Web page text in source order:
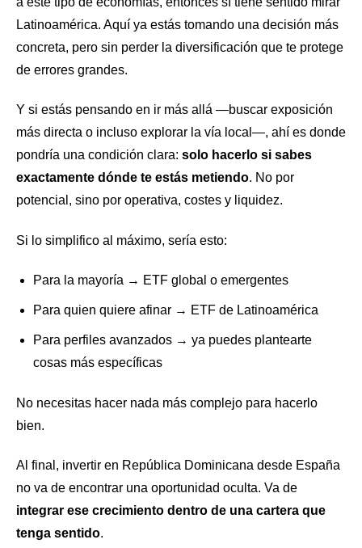
Latinoamérica. Aquí ya estás tomando una decisión más
concreta, pero sin perder la diversificación que te protege
de errores grandes.
Y si estás pensando en ir más allá —buscar exposición
más directa o incluso explorar la vía local—, ahí es donde
pondría una condición clara: solo hacerlo si sabes
exactamente dónde te estás metiendo. No por
potencial, sino por operativa, costes y liquidez.
Si lo simplifico al máximo, sería esto:
Para la mayoría → ETF global o emergentes
Para quien quiere afinar → ETF de Latinoamérica
Para perfiles avanzados → ya puedes plantearte
cosas más específicas
No necesitas hacer nada más complejo para hacerlo
bien.
Al final, invertir en República Dominicana desde España
no va de encontrar una oportunidad oculta. Va de
integrar ese crecimiento dentro de una cartera que
tenga sentido.